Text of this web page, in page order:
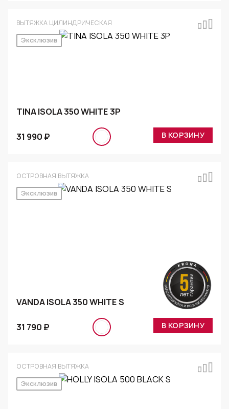
ВЫТЯЖКА ЦИЛИНДРИЧЕСКАЯ
Эксклюзив
TINA ISOLA 350 WHITE 3P
31 990 ₽ В КОРЗИНУ
ОСТРОВНАЯ ВЫТЯЖКА
Эксклюзив
VANDA ISOLA 350 WHITE S
31 790 ₽ В КОРЗИНУ
ОСТРОВНАЯ ВЫТЯЖКА
Эксклюзив